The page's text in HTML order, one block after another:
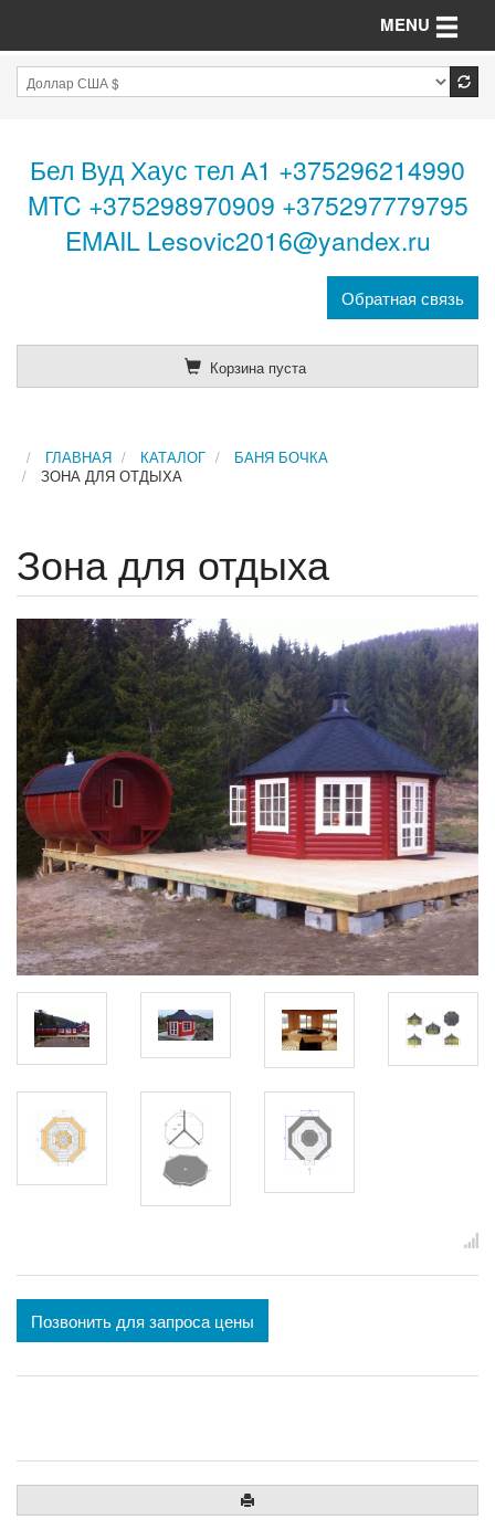
Бел Вуд Хаус тел А1 +375296214990
MTC +375298970909 +375297779795
EMAIL Lesovic2016@yandex.ru
Обратная связь
Корзина пуста
MENU Toggle
ГЛАВНАЯ КАТАЛОГ
БАНЯ БОЧКА
ЗОНА ДЛЯ ОТДЫХА
Зона для отдыха
Позвонить для запроса цены